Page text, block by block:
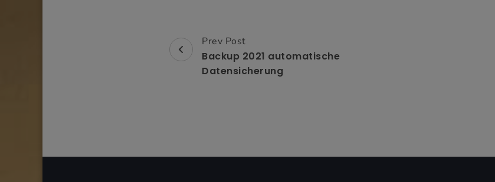
Post
Navigation
Prev Post
Backup 2021 automatische
Datensicherung